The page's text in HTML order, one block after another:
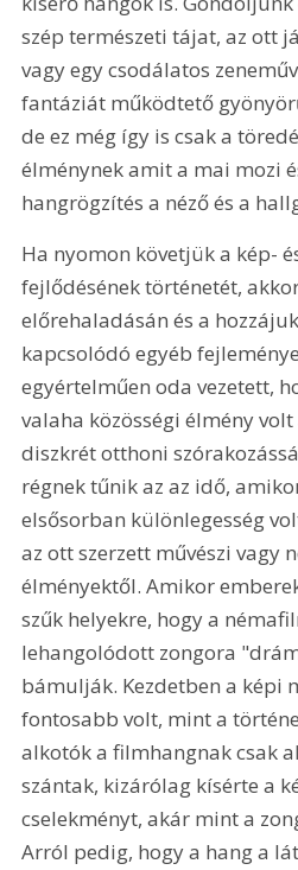
szép természeti tájat, az ott
vagy egy csodálatos
fantáziát működtető
de ez még így is csak a
élménynek amit a mai mozi
hangrögzítés a néző és a
Ha nyomon követjük a kép-
fejlődésének történetét,
előrehaladásán és a
kapcsolódó egyéb
egyértelműen oda vezetett,
valaha közösségi élmény
diszkrét otthoni
régnek tűnik az az idő,
elsősorban különlegesség
az ott szerzett művészi vagy
élményektől. Amikor
szűk helyekre, hogy a
lehangolódott zongora
bámulják. Kezdetben a képi
fontosabb volt, mint a
alkotók a filmhangnak csak
szántak, kizárólag kísérte a
cselekményt, akár mint a
Arról pedig, hogy a hang a